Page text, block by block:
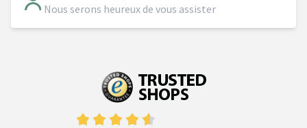
Nous serons heureux de vous assister